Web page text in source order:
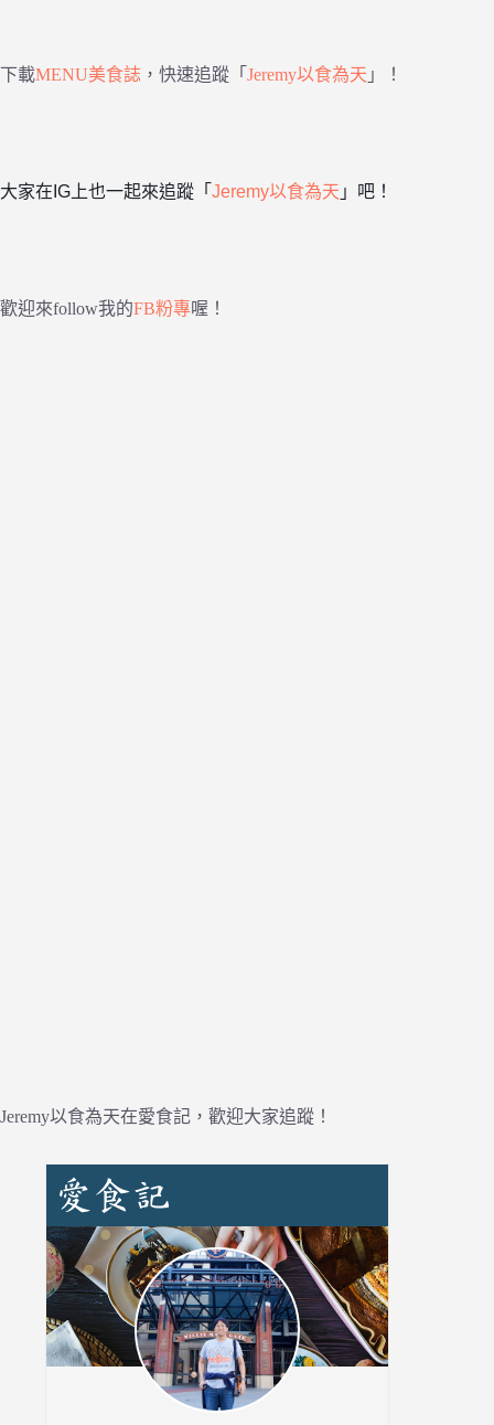
下載MENU美食誌 ，快速追蹤「 Jeremy以食為天 」！
大家在IG上也一起來追蹤「 Jeremy以食為天 」吧！
歡迎來follow我的FB粉專喔！
Jeremy以食為天在愛食記，歡迎大家追蹤！